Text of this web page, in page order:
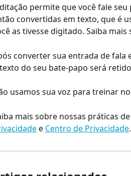
permite que você fale
convertidas em texto, que é
as tivesse digitado. Saiba
converter sua entrada de fala
do seu bate-papo será
usamos sua voz para treinar
mais sobre nossas práticas
e Centro de Privacidade.